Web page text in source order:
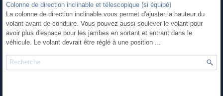
Colonne de direction inclinable et télescopique (si équipé)
La colonne de direction inclinable vous permet d'ajuster la hauteur du
volant avant de conduire. Vous pouvez aussi soulever le volant pour
avoir plus d'espace pour les jambes en sortant et entrant dans le
véhicule. Le volant devrait être réglé à une position ...